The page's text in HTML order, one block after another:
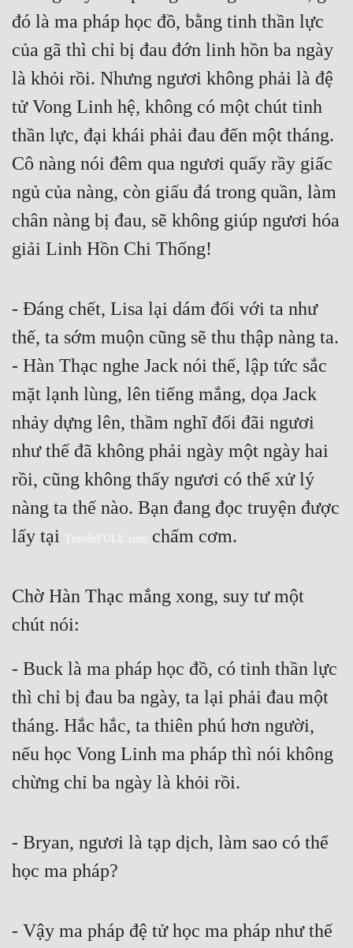
đó là ma pháp học đồ, bằng tinh thần lực
của gã thì chỉ bị đau đớn linh hồn ba ngày
là khỏi rồi. Nhưng ngươi không phải là đệ
tử Vong Linh hệ, không có một chút tinh
thần lực, đại khái phải đau đến một tháng.
Cô nàng nói đêm qua ngươi quấy rầy giấc
ngủ của nàng, còn giấu đá trong quần, làm
chân nàng bị đau, sẽ không giúp ngươi hóa
giải Linh Hồn Chi Thống!
- Đáng chết, Lisa lại dám đối với ta như
thế, ta sớm muộn cũng sẽ thu thập nàng ta.
- Hàn Thạc nghe Jack nói thế, lập tức sắc
mặt lạnh lùng, lên tiếng mắng, dọa Jack
nhảy dựng lên, thầm nghĩ đối đãi ngươi
như thế đã không phải ngày một ngày hai
rồi, cũng không thấy ngươi có thể xử lý
nàng ta thế nào. Bạn đang đọc truyện được
lấy tại
TruyệnFULL.com chấm cơm.
Chờ Hàn Thạc mắng xong, suy tư một
chút nói:
- Buck là ma pháp học đồ, có tinh thần lực
thì chỉ bị đau ba ngày, ta lại phải đau một
tháng. Hắc hắc, ta thiên phú hơn người,
nếu học Vong Linh ma pháp thì nói không
chừng chỉ ba ngày là khỏi rồi.
- Bryan, ngươi là tạp dịch, làm sao có thể
học ma pháp?
- Vậy ma pháp đệ tử học ma pháp như thế